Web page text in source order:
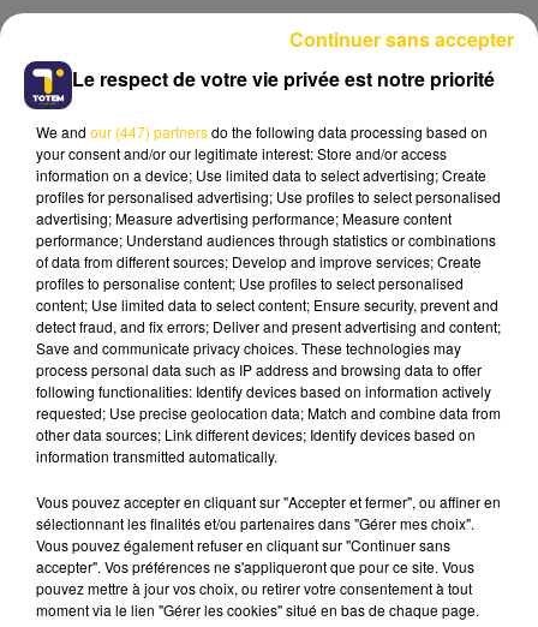
Lecture (6 min)
29 mai 2025 - 6 min
L'INFO DU GARD DU 29/05/25 À 12H00
Ecoutez sur Totem l'information en Lozère et sur
le bassin d'Alès avec les reportages de nos
journalistes sur le terrain.
AVEYRON NORD
Le respect de votre vie privée est notre priorité
We and our (447) partnersdo the following data processing based on
your consent and/or our legitimate interest: Store and/or access
information on a device; Use limited data to select advertising; Create
profiles for personalised advertising; Use profiles to select personalised
advertising; Measure advertising performance; Measure content
performance; Understand audiences through statistics or combinations
of data from different sources; Develop and improve services; Create
profiles to personalise content; Use profiles to select personalised
content; Use limited data to select content; Ensure security, prevent and
detect fraud, and fix errors; Deliver and present advertising and content;
Save and communicate privacy choices. These technologies may
process personal data such as IP address and browsing data to offer
following functionalities: Identify devices based on information actively
requested; Use precise geolocation data; Match and combine data from
other data sources; Link different devices; Identify devices based on
information transmitted automatically.
Vous pouvez accepter en cliquant sur "Accepter et fermer", ou affiner en
sélectionnant les finalités et/ou partenaires dans "Gérer mes choix".
Vous pouvez également refuser en cliquant sur "Continuer sans
accepter". Vos préférences ne s'appliqueront que pour ce site. Vous
pouvez mettre à jour vos choix, ou retirer votre consentement à tout
moment via le lien "Gérer les cookies" situé en bas de chaque page.
Continuer sans accepter